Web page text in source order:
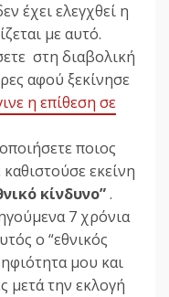
έχει ελεγχθεί η
με αυτό.
στη διαβολική
αφού ξεκίνησε
η επίθεση σε
ποιος
εκείνη
κίνδυνο”.
7 χρόνια
ο “εθνικός
μου και
μετά την εκλογή